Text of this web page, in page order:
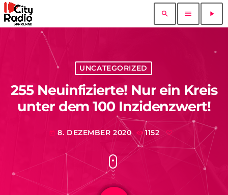
search menu play_arrow
UNCATEGORIZED
255 Neuinfizierte! Nur ein Kreis
unter dem 100 Inzidenzwert!
today 8. DEZEMBER 2020 1152